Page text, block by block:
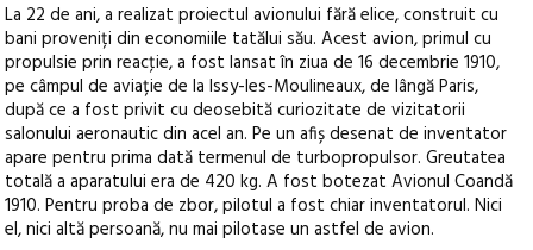
La 22 de ani, a realizat proiectul avionului fără elice, construit cu
bani proveniți din economiile tatălui său. Acest avion, primul cu
propulsie prin reacţie, a fost lansat în ziua de 16 decembrie 1910,
pe câmpul de aviație de la Issy-les-Moulineaux, de lângă Paris,
după ce a fost privit cu deosebită curiozitate de vizitatorii
salonului aeronautic din acel an. Pe un afiș desenat de inventator
apare pentru prima dată termenul de turbopropulsor. Greutatea
totală a aparatului era de 420 kg. A fost botezat Avionul Coandă
1910. Pentru proba de zbor, pilotul a fost chiar inventatorul. Nici
el, nici altă persoană, nu mai pilotase un astfel de avion.